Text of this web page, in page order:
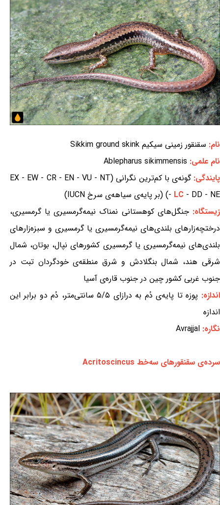
نام: سقنقور زمینی سیکیم Sikkim ground skink
نام علمی: Ablepharus sikimmensis
پایندگی:
گونه‌ی با کم‌ترین نگرانی (EX - EW - CR - EN - VU - NT
- LC - DD - NE) (بر پایه‌ی سیاهه‌ی سرخ IUCN)
زیستگاه:جنگل‌های کوهستانی نمناک نیمه‌گرمسیری یا گرمسیری،
درختچه‌زارهای بلندی‌های نیمه‌گرمسیری یا گرمسیری و سبزه‌زارهای
بلندی‌های نیمه‌گرمسیری یا گرمسیری کشورهای نپال، بوتان، شمال
شرقی هند، شمال بنگلادش و شرق منطقه‌ی خودگردان تبت در
جنوب غربی کشور چین در جنوب قاره‌ی آسیا
اندازه:
پوزه تا پایه‌ی دُم به درازای ۵/۵ سانتی‌متر، دُم دو برابر این
اندازه
نگاره: Avrajjal
سرده‌ی سقنقورهای سه‌خط Acritoscincus